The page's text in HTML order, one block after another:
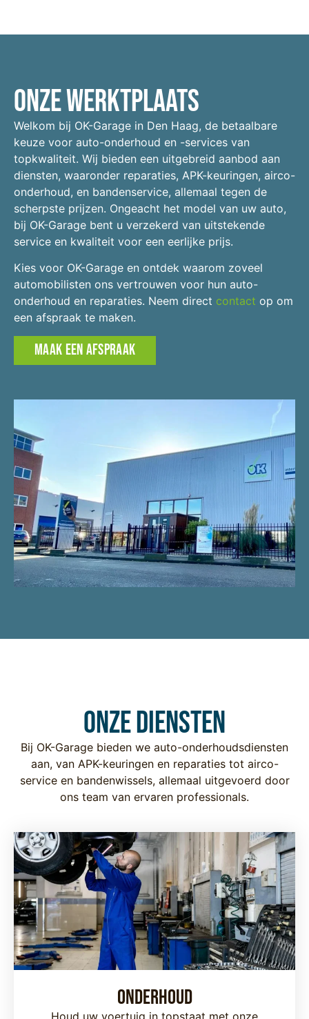
Onze werktplaats
Welkom bij OK-Garage in Den Haag, de betaalbare
keuze voor auto-onderhoud en -services van
topkwaliteit. Wij bieden een uitgebreid aanbod aan
diensten, waaronder reparaties, APK-keuringen, airco-
onderhoud, en bandenservice, allemaal tegen de
scherpste prijzen. Ongeacht het model van uw auto,
bij OK-Garage bent u verzekerd van uitstekende
service en kwaliteit voor een eerlijke prijs.
Kies voor OK-Garage en ontdek waarom zoveel
automobilisten ons vertrouwen voor hun auto-
onderhoud en reparaties. Neem direct contact op om
een afspraak te maken.
MAAK EEN AFSPRAAK
Onze diensten
Bij OK-Garage bieden we auto-onderhoudsdiensten
aan, van APK-keuringen en reparaties tot airco-
service en bandenwissels, allemaal uitgevoerd door
ons team van ervaren professionals.
Onderhoud
Houd uw voertuig in topstaat met onze